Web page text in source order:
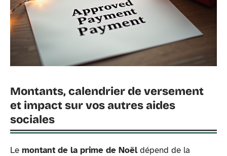
Montants, calendrier de versement
et impact sur vos autres aides
sociales
Le montant de la prime de Noëldépend de la